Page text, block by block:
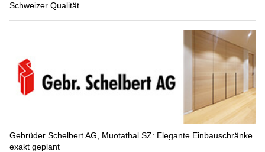
Schweizer Qualität
Gebrüder Schelbert AG, Muotathal SZ: Elegante Einbauschränke
exakt geplant